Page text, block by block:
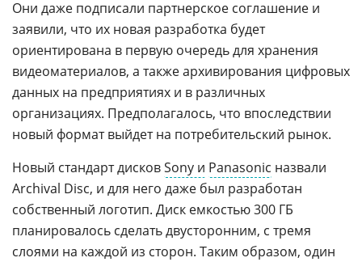
Они даже подписали партнерское соглашение и
заявили, что их новая разработка будет
ориентирована в первую очередь для хранения
видеоматериалов, а также архивирования цифровых
данных на предприятиях и в различных
организациях. Предполагалось, что впоследствии
новый формат выйдет на потребительский рынок.
Новый стандарт дисковSony и Panasonic назвали
Archival Disc, и для него даже был разработан
собственный логотип. Диск емкостью 300 ГБ
планировалось сделать двусторонним, с тремя
слоями на каждой из сторон. Таким образом, один